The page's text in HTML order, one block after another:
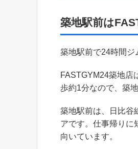
築地駅前は
築地駅前で24時間ジ
FASTGYM24築地店
歩約1分なので、築
築地駅前は、日比谷
アです。仕事帰りに
向いています。